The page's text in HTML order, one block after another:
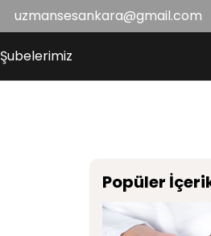
uzmansesankara@gmail.com
Şubelerimiz
Popüler